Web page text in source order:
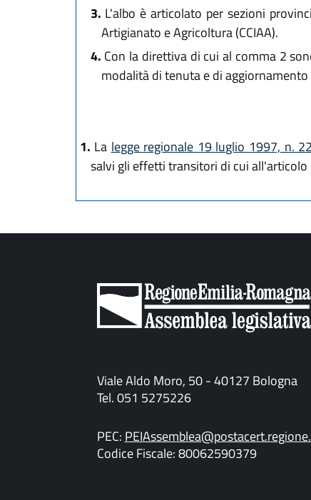
3. L'albo è articolato per sezioni
Artigianato e Agricoltura (CCIAA).
4. Con la direttiva di cui al comma 2
modalità di tenuta e di aggiornamento
1. La legge regionale 19 luglio 1997, n. 22
salvi gli effetti transitori di cui all'articolo
Viale Aldo Moro, 50 - 40127 Bologna
Tel. 051 5275226
PEC:
Codice Fiscale: 80062590379